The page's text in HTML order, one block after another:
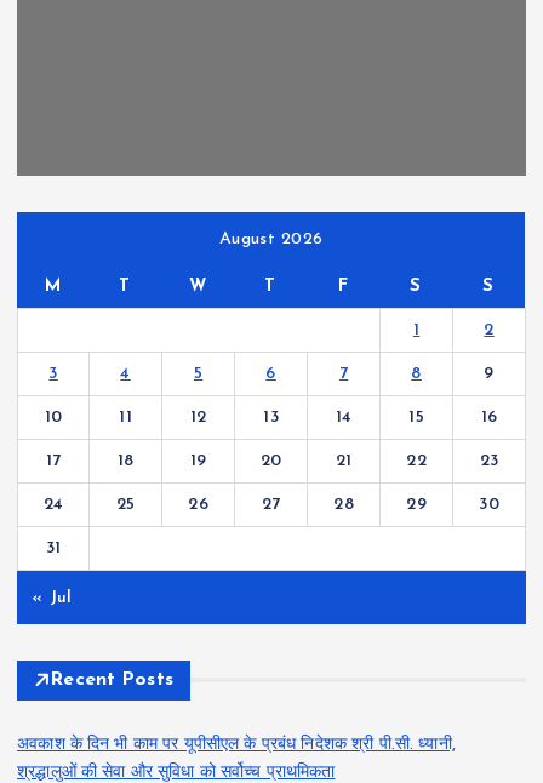
August 2026
M T W T F S S
1 2
3 4 5 6 7 8 9
10 11 12 13 14 15 16
17 18 19 20 21 22 23
24 25 26 27 28 29 30
31
« Jul
Recent Posts
अवकाश के दिन भी काम पर यूपीसीएल के प्रबंध निदेशक श्री पी.सी. ध्यानी,
श्रद्धालुओं की सेवा और सुविधा को सर्वोच्च प्राथमिकता